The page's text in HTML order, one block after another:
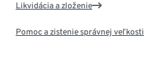
Likvidácia a zloženie
Pomoc a zistenie správnej veľkosti